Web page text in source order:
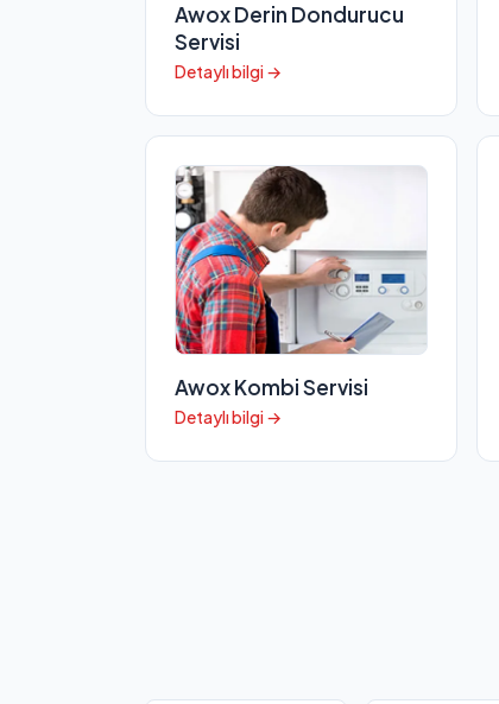
Awox Derin Dondurucu
Servisi
Detaylı bilgi →
Awox Kombi Servisi
Detaylı bilgi →